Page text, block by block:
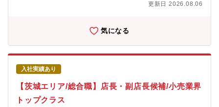
ウトに沿って並べますが、「ここはこうした方がいい。」という
だけの仕事ができるのかが大切です。【研修・教育制度の充実】■
年次・部門ごとに行う年200回の教育セミナーや入社4年目以降の
希望者を対象とした、アメリカのチェーンストアを視察する海外
研修も費用はほぼ会社負担で実施しています。※※店舗の営業時
間は9：00～20：00（一部22：00までの店舗あり)※残業月20h
程度／繁忙期8・12月は月40h程度※残業代は全額支給
更新日 2026.08.06
気になる
入社実績あり
【茨城エリア/総合職】店長・副店長候補/小売業界
トップクラス